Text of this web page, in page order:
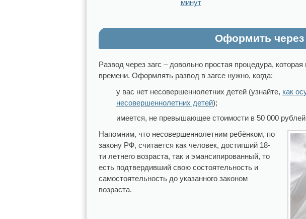
минут
Оформить через
Развод через загс – довольно простая процедура,
времени. Оформлять развод в загсе нужно, когда:
у вас нет несовершеннолетних детей (узнайте, как
несовершеннолетних детей);
имеется, не превышающее стоимости в 50 000
Напомним, что несовершеннолетним ребёнком, по
закону РФ, считается как человек, достигший 18-
ти летнего возраста, так и эмансипированный, то
есть подтвердивший свою состоятельность и
самостоятельность до указанного законом
возраста.